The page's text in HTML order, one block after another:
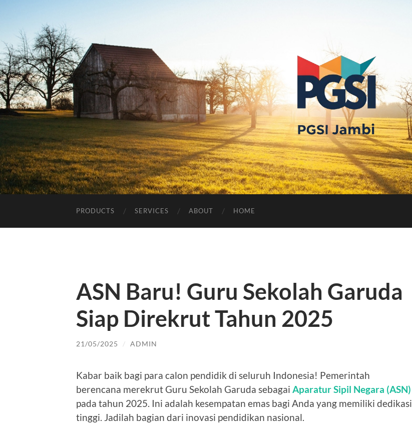
PGSI
JAMBI
PRODUCTS SERVICES ABOUT HOME
ASN Baru! Guru Sekolah Garuda
Siap Direkrut Tahun 2025
21/05/2025 / ADMIN
Kabar baik bagi para calon pendidik di seluruh Indonesia! Pemerintah
berencana merekrut Guru Sekolah Garuda sebagai Aparatur Sipil Negara (ASN)
pada tahun 2025. Ini adalah kesempatan emas bagi Anda yang memiliki dedikasi
tinggi. Jadilah bagian dari inovasi pendidikan nasional.